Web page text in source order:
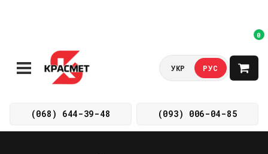
(068) 644-39-48 (093) 006-04-85
УКР РУС
0